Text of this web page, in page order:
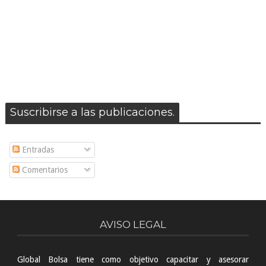
Suscribirse a las publicaciones.
Entradas
Comentarios
AVISO LEGAL
Global Bolsa tiene como objetivo capacitar y asesorar